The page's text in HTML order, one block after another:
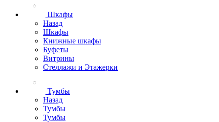
Шкафы
Назад
Шкафы
Книжные шкафы
Буфеты
Витрины
Стеллажи и Этажерки
Тумбы
Назад
Тумбы
Тумбы